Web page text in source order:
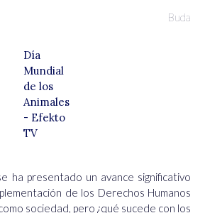
Buda
Día
Mundial
de los
Animales
- Efekto
TV
ha presentado un avance significativo
de los Derechos Humanos
sociedad, pero ¿qué sucede con los